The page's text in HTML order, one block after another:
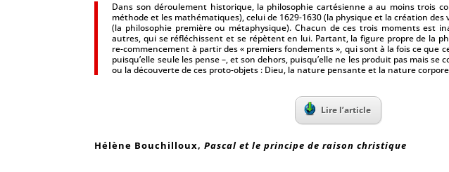
Dans son déroulement historique, la philosophie cartésienne a au moins trois
méthode et les mathématiques), celui de 1629-1630 (la physique et la création des
(la philosophie première ou métaphysique). Chacun de ces trois moments est
autres, qui se réfléchissent et se répètent en lui. Partant, la figure propre de la
re-commencement à partir des « premiers fondements », qui sont à la fois ce que
puisqu’elle seule les pense –, et son dehors, puisqu’elle ne les produit pas mais se
ou la découverte de ces proto-objets : Dieu, la nature pensante et la nature
Lire l’article
Hélène Bouchilloux,Pascal et le principe de raison christique